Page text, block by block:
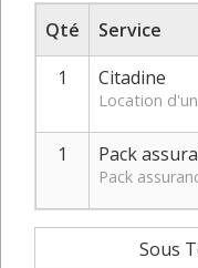
Qté
Service
1
Citadine
Location
1 Pack
Pack
Sous